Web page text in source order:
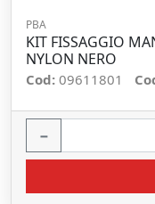
PBA
KIT FISSAGGIO
NYLON NERO
Cod: 09611801
−